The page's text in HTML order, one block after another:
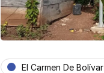
El Carmen De Bolívar